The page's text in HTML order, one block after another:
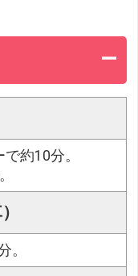
約10分。
。